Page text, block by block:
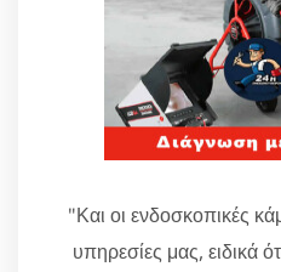
"Και οι ενδοσκοπικές
υπηρεσίες μας, ειδικά